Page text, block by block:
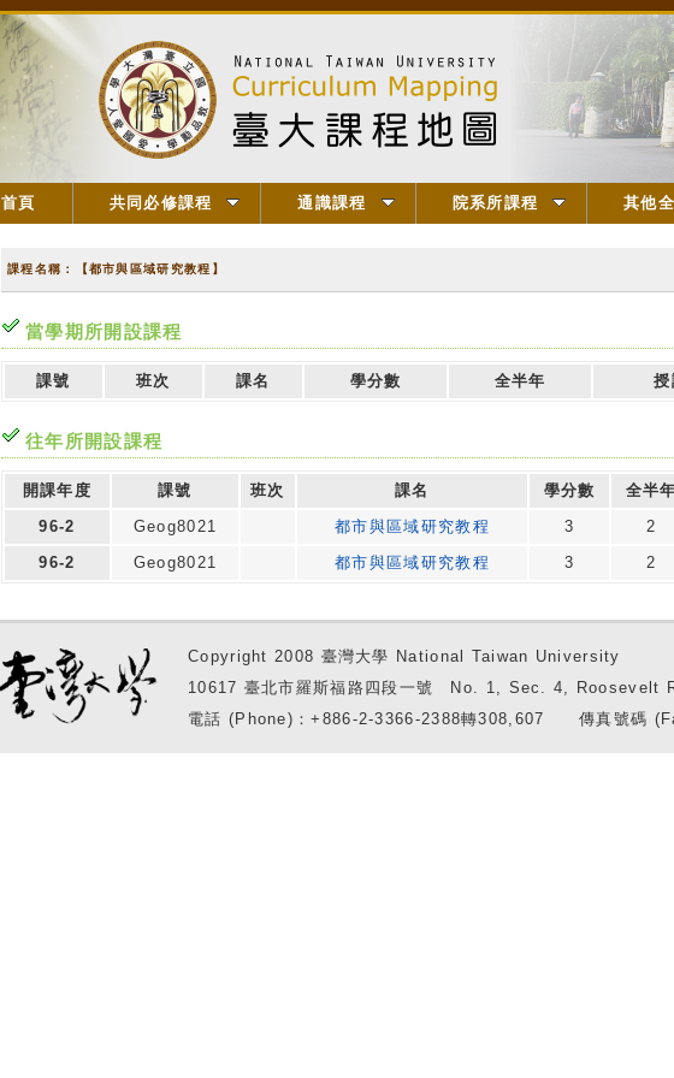
首頁 共同必修課程 通識課程 院系所課程 其他
課程名稱：【都市與區域研究教程】
當學期所開設課程
課號 班次 課名 學分數 全半年 授
往年所開設課程
開課年度 課號 班次 課名 學分數 全半年
96-2
Geog8021 都市與區域研究教程 3 2
96-2
Geog8021 都市與區域研究教程 3 2
Copyright 2008 臺灣大學 National Taiwan University
10617 臺北市羅斯福路四段一號 No. 1, Sec. 4, Roosevelt
電話 (Phone)：+886-2-3366-2388轉308,607 傳真號碼